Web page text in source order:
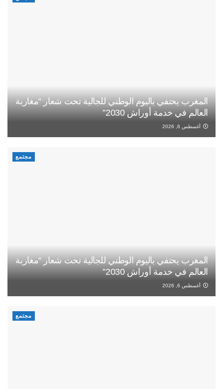
المغرب يحتفي باليوم الوطني للجالية تحت شعار “مغاربة
العالم في خدمة أوراش 2030”
أغسطس 6, 2026
مجتمع
المغرب يحتفي باليوم الوطني للجالية تحت شعار “مغاربة
العالم في خدمة أوراش 2030”
أغسطس 6, 2026
مجتمع